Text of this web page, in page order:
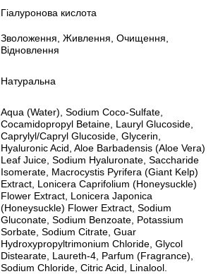
Гіалуронова кислота
Зволоження, Живлення, Очищення,
Відновлення
Натуральна
Aqua (Water), Sodium Coco-Sulfate,
Cocamidopropyl Betaine, Lauryl Glucoside,
Caprylyl/Capryl Glucoside, Glycerin,
Hyaluronic Acid, Aloe Barbadensis (Aloe Vera)
Leaf Juice, Sodium Hyaluronate, Saccharide
Isomerate, Macrocystis Pyrifera (Giant Kelp)
Extract, Lonicera Caprifolium (Honeysuckle)
Flower Extract, Lonicera Japonica
(Honeysuckle) Flower Extract, Sodium
Gluconate, Sodium Benzoate, Potassium
Sorbate, Sodium Citrate, Guar
Hydroxypropyltrimonium Chloride, Glycol
Distearate, Laureth-4, Parfum (Fragrance),
Sodium Chloride, Citric Acid, Linalool.